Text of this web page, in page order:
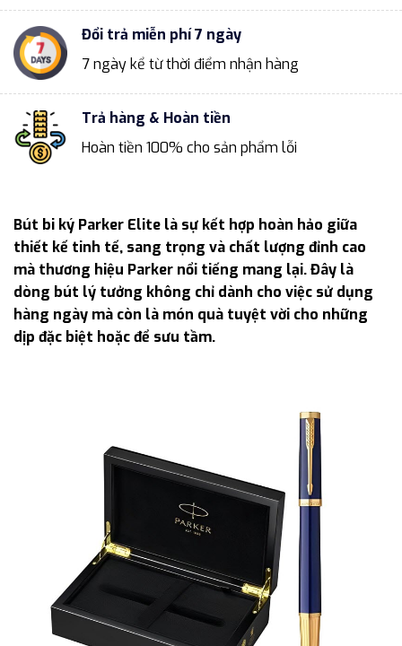
Đổi trả miễn phí 7 ngày
7 ngày kể từ thời điểm nhận hàng
Trả hàng & Hoàn tiền
Hoàn tiền 100% cho sản phẩm lỗi
Bút bi ký Parker Elite là sự kết hợp hoàn hảo giữa
thiết kế tinh tế, sang trọng và chất lượng đỉnh cao
mà thương hiệu Parker nổi tiếng mang lại. Đây là
dòng bút lý tưởng không chỉ dành cho việc sử dụng
hàng ngày mà còn là món quà tuyệt vời cho những
dịp đặc biệt hoặc để sưu tầm.